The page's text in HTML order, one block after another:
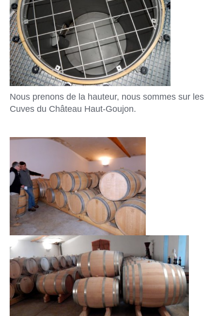
Nous prenons de la hauteur, nous sommes sur les
Cuves du Château Haut-Goujon.